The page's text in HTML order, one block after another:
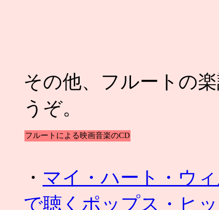
その他、フルートの
うぞ。
フルートによる映画音楽のCD
・ マイ・ハート・ウ
で聴くポップス・ヒ